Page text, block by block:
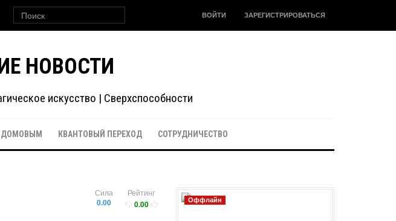
ВОЙТИ ЗАРЕГИСТРИРОВАТЬСЯ
НОВОСТИ
искусство | Сверхспособности
ДОМОВЫМ КВАНТОВЫЙ ПЕРЕХОД СОТРУДНИЧЕСТВО
Рейтинг
0.00
Сила
0.00
Оффлайн